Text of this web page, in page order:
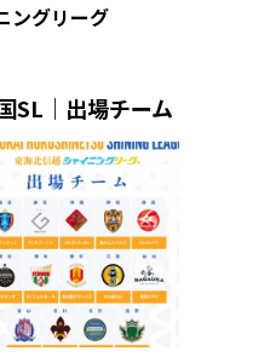
ングリーグ
SL｜出場チーム